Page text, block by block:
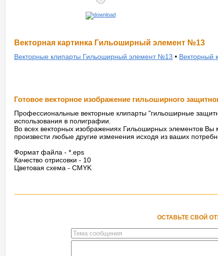
Векторная картинка Гильоширный элемент №13
Векторные клипарты Гильоширный элемент №13 • Векторный
Готовое векторное изображение гильоширного
Профессиональные векторные клипарты "гильоширные
использования в полиграфии.
Во всех векторных изображениях Гильоширных элементов Вы
произвести любые другие изменения исходя из ваших
Формат файла - *.eps
Качество отрисовки - 10
Цветовая схема - CMYK
ОСТАВЬТЕ СВОЙ